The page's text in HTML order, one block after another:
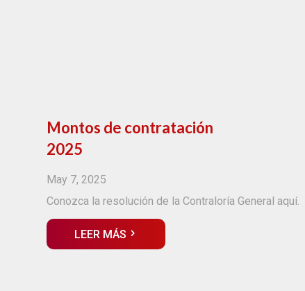
Montos de contratación
2025
May 7, 2025
Conozca la resolución de la Contraloría General aquí.
LEER MÁS